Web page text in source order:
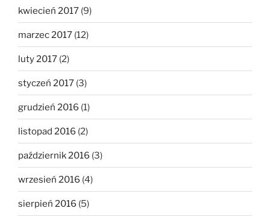
kwiecień 2017 (9)
marzec 2017 (12)
luty 2017 (2)
styczeń 2017 (3)
grudzień 2016 (1)
listopad 2016 (2)
październik 2016 (3)
wrzesień 2016 (4)
sierpień 2016 (5)